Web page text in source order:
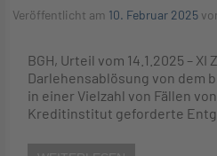
Veröffentlicht am 10. Februar 2025
BGH, Urteil vom 14.1.2025 – XI
Darlehensablösung von dem
in einer Vielzahl von Fällen
Kreditinstitut geforderte